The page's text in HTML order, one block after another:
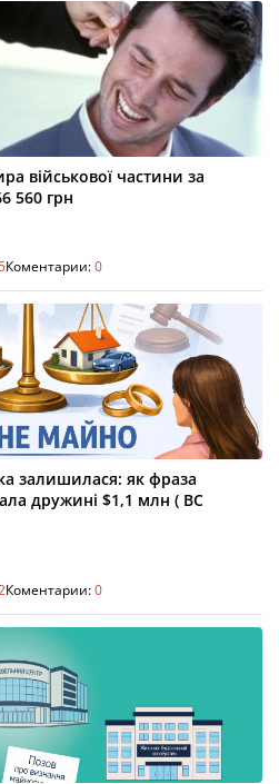
військової частини за
560 грн
Коментарии:0
залишилася: як фраза
дружині $1,1 млн ( ВС
Коментарии:0